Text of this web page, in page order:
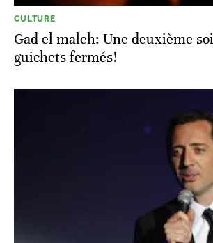
CULTURE
Gad el maleh: Une deuxième
guichets fermés!